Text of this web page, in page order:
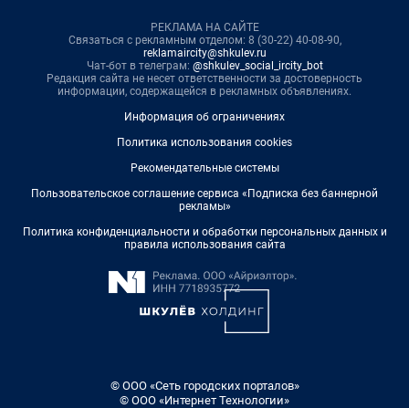
РЕКЛАМА НА САЙТЕ
Связаться с рекламным отделом: 8 (30-22) 40-08-90,
reklamaircity@shkulev.ru
Чат-бот в телеграм: @shkulev_social_ircity_bot
Редакция сайта не несет ответственности за достоверность
информации, содержащейся в рекламных объявлениях.
Информация об ограничениях
Политика использования cookies
Рекомендательные системы
Пользовательское соглашение сервиса «Подписка без баннерной
рекламы»
Политика конфиденциальности и обработки персональных данных и
правила использования сайта
© ООО «Сеть городских порталов»
© ООО «Интернет Технологии»